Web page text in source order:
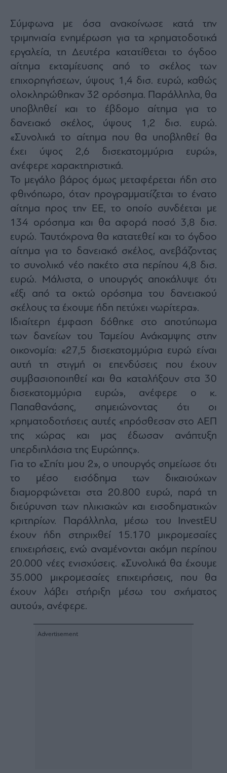
Terms
and
Privacy
Notice.
can
out
any
time.
This
site
protected
reCAPTCHA
and
the
Google
Policy
Terms
of
Service
apply.
Σύμφωνα με όσα ανακοίνωσε κατά την
τριμηνιαία ενημέρωση για τα χρηματοδοτικά
εργαλεία, τη Δευτέρα κατατίθεται το όγδοο
αίτημα εκταμίευσης από το σκέλος των
επιχορηγήσεων, ύψους 1,4 δισ. ευρώ, καθώς
ολοκληρώθηκαν 32 ορόσημα. Παράλληλα, θα
υποβληθεί και το έβδομο αίτημα για το
δανειακό σκέλος, ύψους 1,2 δισ. ευρώ.
«Συνολικά το αίτημα που θα υποβληθεί θα
έχει ύψος 2,6 δισεκατομμύρια ευρώ»,
ανέφερε χαρακτηριστικά.
Το μεγάλο βάρος όμως μεταφέρεται ήδη στο
φθινόπωρο, όταν προγραμματίζεται το ένατο
αίτημα προς την ΕΕ, το οποίο συνδέεται με
134 ορόσημα και θα αφορά ποσό 3,8 δισ.
ευρώ. Ταυτόχρονα θα κατατεθεί και το όγδοο
αίτημα για το δανειακό σκέλος, ανεβάζοντας
το συνολικό νέο πακέτο στα περίπου 4,8 δισ.
ευρώ. Μάλιστα, ο υπουργός αποκάλυψε ότι
«έξι από τα οκτώ ορόσημα του δανειακού
σκέλους τα έχουμε ήδη πετύχει νωρίτερα».
Ιδιαίτερη έμφαση δόθηκε στο αποτύπωμα
των δανείων του Ταμείου Ανάκαμψης στην
οικονομία: «27,5 δισεκατομμύρια ευρώ είναι
αυτή τη στιγμή οι επενδύσεις που έχουν
συμβασιοποιηθεί και θα καταλήξουν στα 30
δισεκατομμύρια ευρώ», ανέφερε ο κ.
Παπαθανάσης, σημειώνοντας ότι οι
χρηματοδοτήσεις αυτές «πρόσθεσαν στο ΑΕΠ
της χώρας και μας έδωσαν ανάπτυξη
υπερδιπλάσια της Ευρώπης».
Για το «Σπίτι μου 2», ο υπουργός σημείωσε ότι
το μέσο εισόδημα των δικαιούχων
διαμορφώνεται στα 20.800 ευρώ, παρά τη
διεύρυνση των ηλικιακών και εισοδηματικών
κριτηρίων. Παράλληλα, μέσω του InvestEU
έχουν ήδη στηριχθεί 15.170 μικρομεσαίες
επιχειρήσεις, ενώ αναμένονται ακόμη περίπου
20.000 νέες ενισχύσεις. «Συνολικά θα έχουμε
35.000 μικρομεσαίες επιχειρήσεις, που θα
έχουν λάβει στήριξη μέσω του σχήματος
αυτού», ανέφερε.